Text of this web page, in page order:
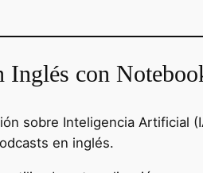
Inglés con
sobre Inteligencia Artificial
en inglés.